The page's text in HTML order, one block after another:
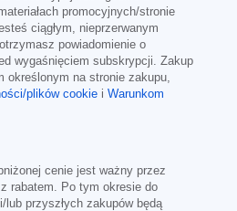
promocyjnych/stronie
ciągłym, nieprzerwanym
powiadomienie o
wygaśnięciem subskrypcji. Zakup
określonym na stronie zakupu,
plików cookie i Warunkom
cenie jest ważny przez
rabatem. Po tym okresie do
przyszłych zakupów będą